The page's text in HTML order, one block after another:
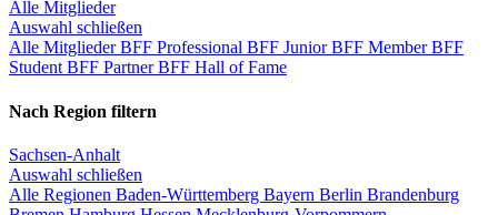
Alle Mitglieder
Auswahl schließen
Alle MitgliederBFF Professional BFF JuniorBFF MemberBFF
Student BFF PartnerBFF Hall of Fame
Nach Region filtern
Sachsen-Anhalt
Auswahl schließen
Alle Regionen Baden-Württemberg Bayern Berlin Brandenburg